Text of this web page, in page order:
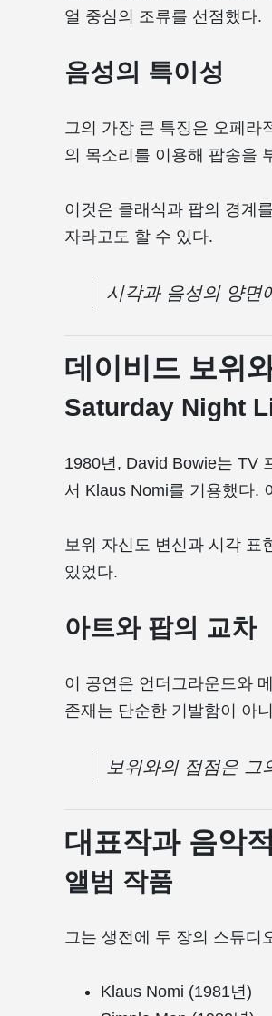
얼 중심의 조류를 선점했다.
음성의 특이성
그의 가장 큰 특징은 오페라
의 목소리를 이용해 팝송을
이것은 클래식과 팝의 경계
자라고도 할 수 있다.
시각과 음성의 양면
데이비드 보위
Saturday Night
1980년, David Bowie는 TV
서 Klaus Nomi를 기용했다.
보위 자신도 변신과 시각 표
있었다.
아트와 팝의 교차
이 공연은 언더그라운드와
존재는 단순한 기발함이 아
보위와의 접점은
대표작과 음악
앨범 작품
그는 생전에 두 장의 스튜디
Klaus Nomi (1981년)